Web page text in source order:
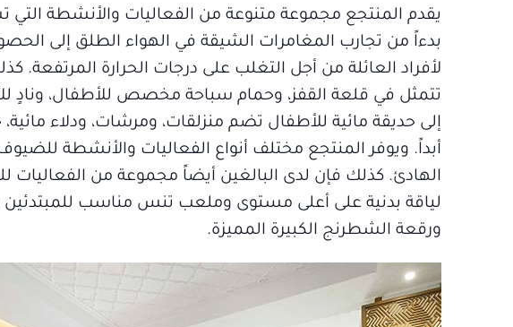
يقدم المنتجع مجموعة متنوعة من الفعاليات والأنشطة التي
بدءاً من تجارب المغامرات الشيقة في الهواء الطلق إلى
لأفراد العائلة من أجل التغلب على درجات الحرارة
تتمثل في قلعة القفز، وحمام سباحة مخصص للأطفال، ونادٍ
إلى حديقة مائية للأطفال تضم منزلقات، ومرشات، ودلاء
أبداً. ويوفر المنتجع مختلف أنواع الفعاليات والأنشطة
الهادئ. كذلك فإن لدى البالغين أيضاً مجموعة من
لياقة بدنية على أعلى مستوى وملعب تنس مناسب للمبتدئين
ورقعة الشطرنج الكبيرة المميزة.